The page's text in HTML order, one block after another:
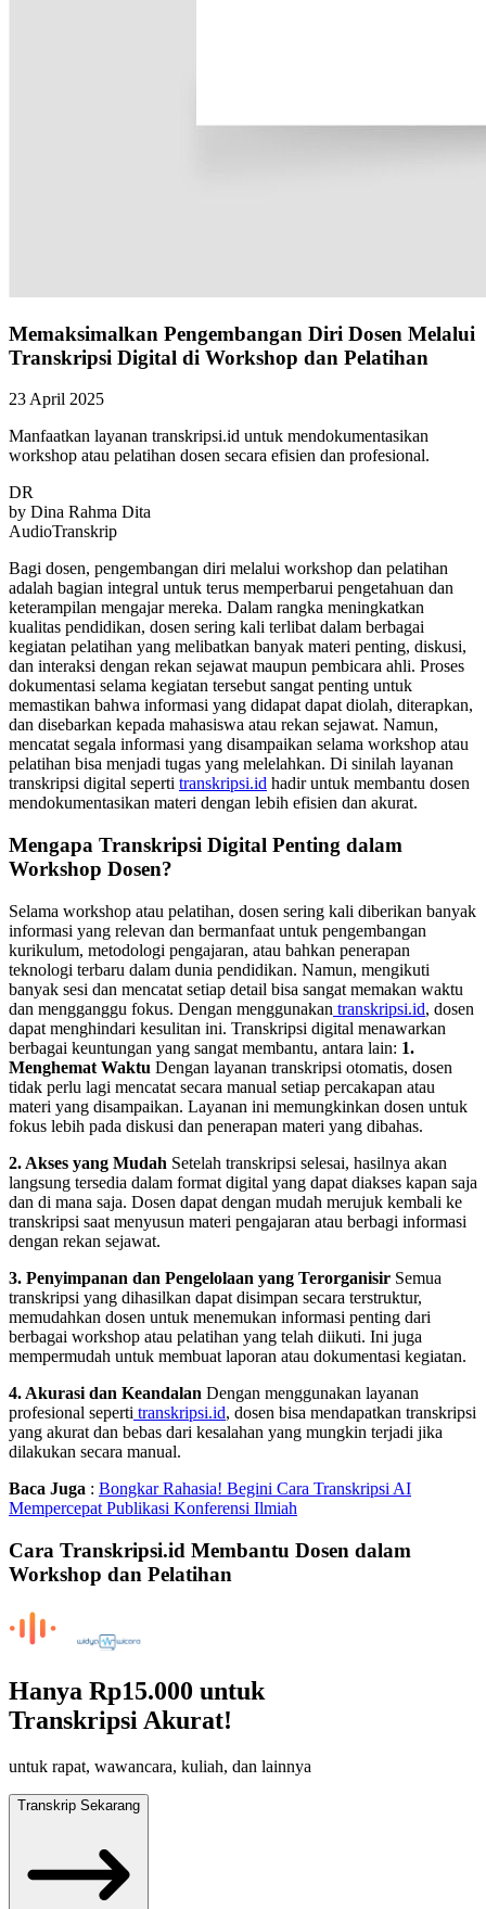
Memaksimalkan Pengembangan Diri Dosen Melalui
Transkripsi Digital di Workshop dan Pelatihan
23 April 2025
Manfaatkan layanan transkripsi.id untuk mendokumentasikan
workshop atau pelatihan dosen secara efisien dan profesional.
DR
by Dina Rahma Dita
AudioTranskrip
Bagi dosen, pengembangan diri melalui workshop dan pelatihan
adalah bagian integral untuk terus memperbarui pengetahuan dan
keterampilan mengajar mereka. Dalam rangka meningkatkan
kualitas pendidikan, dosen sering kali terlibat dalam berbagai
kegiatan pelatihan yang melibatkan banyak materi penting, diskusi,
dan interaksi dengan rekan sejawat maupun pembicara ahli. Proses
dokumentasi selama kegiatan tersebut sangat penting untuk
memastikan bahwa informasi yang didapat dapat diolah, diterapkan,
dan disebarkan kepada mahasiswa atau rekan sejawat. Namun,
mencatat segala informasi yang disampaikan selama workshop atau
pelatihan bisa menjadi tugas yang melelahkan. Di sinilah layanan
transkripsi digital seperti transkripsi.id hadir untuk membantu dosen
mendokumentasikan materi dengan lebih efisien dan akurat.
Mengapa Transkripsi Digital Penting dalam
Workshop Dosen?
Selama workshop atau pelatihan, dosen sering kali diberikan banyak
informasi yang relevan dan bermanfaat untuk pengembangan
kurikulum, metodologi pengajaran, atau bahkan penerapan
teknologi terbaru dalam dunia pendidikan. Namun, mengikuti
banyak sesi dan mencatat setiap detail bisa sangat memakan waktu
dan mengganggu fokus. Dengan menggunakan transkripsi.id, dosen
dapat menghindari kesulitan ini. Transkripsi digital menawarkan
berbagai keuntungan yang sangat membantu, antara lain: 1.
Menghemat Waktu Dengan layanan transkripsi otomatis, dosen
tidak perlu lagi mencatat secara manual setiap percakapan atau
materi yang disampaikan. Layanan ini memungkinkan dosen untuk
fokus lebih pada diskusi dan penerapan materi yang dibahas.
2. Akses yang Mudah Setelah transkripsi selesai, hasilnya akan
langsung tersedia dalam format digital yang dapat diakses kapan saja
dan di mana saja. Dosen dapat dengan mudah merujuk kembali ke
transkripsi saat menyusun materi pengajaran atau berbagi informasi
dengan rekan sejawat.
3. Penyimpanan dan Pengelolaan yang Terorganisir Semua
transkripsi yang dihasilkan dapat disimpan secara terstruktur,
memudahkan dosen untuk menemukan informasi penting dari
berbagai workshop atau pelatihan yang telah diikuti. Ini juga
mempermudah untuk membuat laporan atau dokumentasi kegiatan.
4. Akurasi dan Keandalan Dengan menggunakan layanan
profesional seperti transkripsi.id, dosen bisa mendapatkan transkripsi
yang akurat dan bebas dari kesalahan yang mungkin terjadi jika
dilakukan secara manual.
Baca Juga : Bongkar Rahasia! Begini Cara Transkripsi AI
Mempercepat Publikasi Konferensi Ilmiah
Cara Transkripsi.id Membantu Dosen dalam
Workshop dan Pelatihan
Hanya Rp15.000 untuk
Transkripsi Akurat!
untuk rapat, wawancara, kuliah, dan lainnya
Transkrip Sekarang